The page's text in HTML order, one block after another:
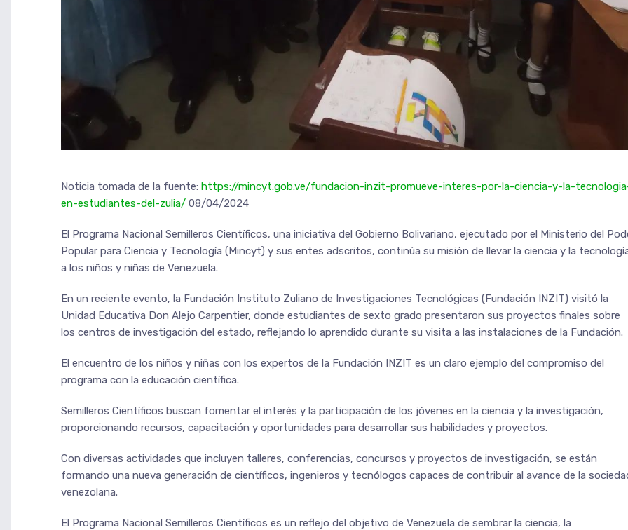
Noticia tomada de la fuente: https://mincyt.gob.ve/fundacion-inzit-promueve-interes-por-la-ciencia-y-la-
en-estudiantes-del-zulia/ 08/04/2024
El Programa Nacional Semilleros Científicos, una iniciativa del Gobierno Bolivariano, ejecutado por el Ministerio del
Popular para Ciencia y Tecnología (Mincyt) y sus entes adscritos, continúa su misión de llevar la ciencia y la
a los niños y niñas de Venezuela.
En un reciente evento, la Fundación Instituto Zuliano de Investigaciones Tecnológicas (Fundación INZIT) visitó la
Unidad Educativa Don Alejo Carpentier, donde estudiantes de sexto grado presentaron sus proyectos finales sobre
los centros de investigación del estado, reflejando lo aprendido durante su visita a las instalaciones de la Fundación.
El encuentro de los niños y niñas con los expertos de la Fundación INZIT es un claro ejemplo del compromiso del
programa con la educación científica.
Semilleros Científicos buscan fomentar el interés y la participación de los jóvenes en la ciencia y la investigación,
proporcionando recursos, capacitación y oportunidades para desarrollar sus habilidades y proyectos.
Con diversas actividades que incluyen talleres, conferencias, concursos y proyectos de investigación, se están
formando una nueva generación de científicos, ingenieros y tecnólogos capaces de contribuir al avance de la
venezolana.
El Programa Nacional Semilleros Científicos es un reflejo del objetivo de Venezuela de sembrar la ciencia, la